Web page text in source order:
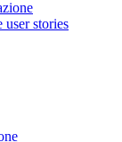
user stories